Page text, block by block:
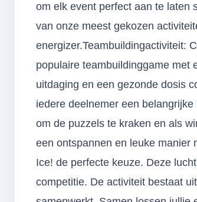
om elk event perfect aan te laten
van onze meest gekozen
energizer.Teambuildingactiviteit:
populaire teambuildinggame met
uitdaging en een gezonde dosis
iedere deelnemer een
om de puzzels te kraken en als
een ontspannen en leuke manier
Ice! de perfecte keuze. Deze
competitie. De activiteit bestaat